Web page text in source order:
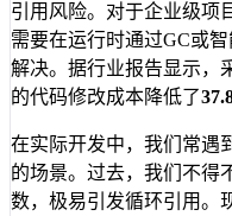
引用风险。对于企业级项
需要在运行时通过GC或
解决。据行业报告显示，
的代码修改成本降低了
在实际开发中，我们常遇
的场景。过去，我们不得
数，极易引发循环引用。